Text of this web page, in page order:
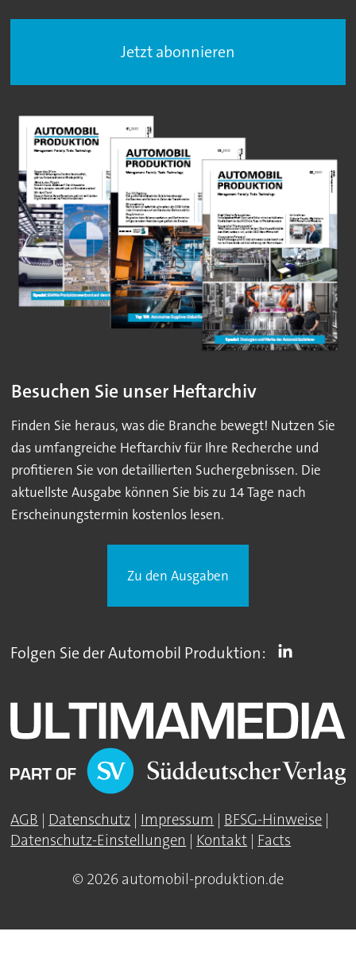
Jetzt abonnieren
Besuchen Sie unser Heftarchiv
Finden Sie heraus, was die Branche bewegt! Nutzen Sie
das umfangreiche Heftarchiv für Ihre Recherche und
profitieren Sie von detaillierten Suchergebnissen. Die
aktuellste Ausgabe können Sie bis zu 14 Tage nach
Erscheinungstermin kostenlos lesen.
Zu den Ausgaben
Folgen Sie der Automobil Produktion:
AGB | Datenschutz | Impressum | BFSG-Hinweise |
Datenschutz-Einstellungen | Kontakt | Facts
© 2026 automobil-produktion.de